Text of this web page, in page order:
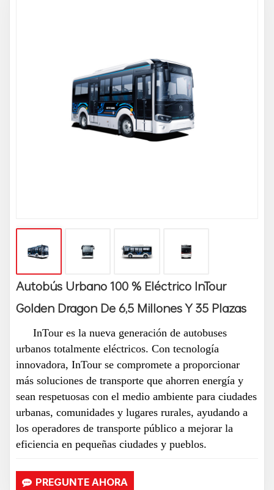
Autobús Urbano 100 % Eléctrico InTour
Golden Dragon De 6,5 Millones Y 35 Plazas
InTour es la nueva generación de autobuses
urbanos totalmente eléctricos. Con tecnología
innovadora, InTour se compromete a proporcionar
más soluciones de transporte que ahorren energía y
sean respetuosas con el medio ambiente para ciudades
urbanas, comunidades y lugares rurales, ayudando a
los operadores de transporte público a mejorar la
eficiencia en pequeñas ciudades y pueblos.
PREGUNTE AHORA